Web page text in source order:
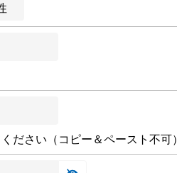
ださい（コピー＆ペースト不可）